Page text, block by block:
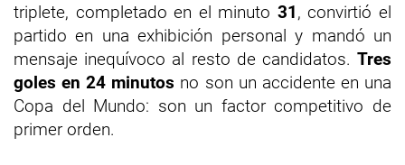
triplete, completado en el minuto 31, convirtió el
partido en una exhibición personal y mandó un
mensaje inequívoco al resto de candidatos. Tres
goles en 24 minutos no son un accidente en una
Copa del Mundo: son un factor competitivo de
primer orden.